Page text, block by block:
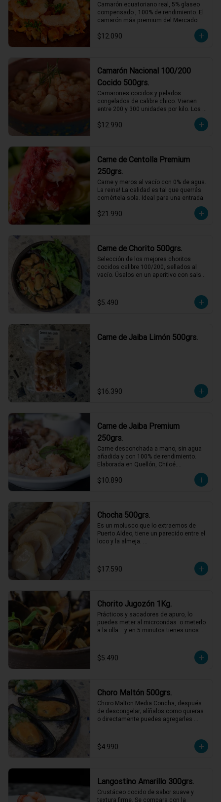
Camarón ecuatoriano real, 5% glaseo
compensado , 100% de rendimiento. El
camarón más premium del Mercado.
$12.090
Camarón Nacional 100/200
Cocido 500grs.
Camarones cocidos y pelados
congelados de calibre chico. Vienen
entre 200 y 300 unidades por kilo. Los
sabor incomparable. Perfectos para
acompañamientos, salsas y rellenos.
$12.990
Carne de Centolla Premium
250grs.
Carne y meros al vacío con 0% de agua.
La reina! La calidad es tal que querrás
comértela sola. Ideal para una entrada.
$21.990
Carne de Chorito 500grs.
Selección de los mejores choritos
cocidos calibre 100/200, sellados al
vacío. Úsalos en un aperitivo con salsa
$5.490
Carne de Jaiba Limón 500grs.
$16.390
Carne de Jaiba Premium
250grs.
Carne desconchada a mano, sin agua
añadida y con 100% de rendimiento.
Elaborada en Quellón, Chiloé.
palta rellena o canapés.
$10.890
Chocha 500grs.
Es un molusco que lo extraemos de
Puerto Aldeo, tiene un parecido entre el
loco y la almeja.
comerlo crudo en ceviches, tiraditos o
simplemente  aliñado con limón, aceite
$17.590
Chorito Jugozón 1Kg.
Prácticos y sacadores de apuro, lo
puedes meter al microondas  o meterlo
a la olla… y en 5 minutos tienes unos
$5.490
Choro Maltón 500grs.
Choro Malton Media Concha, después
de descongelar; alíñalos como quieras
o directamente puedes agregarles
$4.990
Langostino Amarillo 300grs.
Crustáceo cocido de sabor suave y
textura firme. Se compara con la